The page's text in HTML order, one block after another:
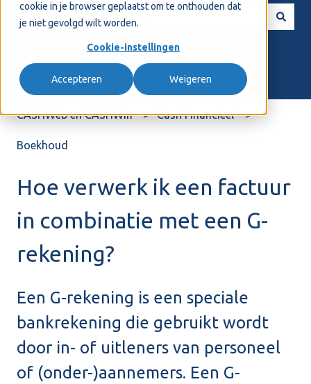
cookie in je browser geplaatst om te onthouden dat
je niet gevolgd wilt worden.
Cookie-instellingen
Accepteren Weigeren
CASHWeb en CASHWin Cash Financieel
Boekhoud
Hoe verwerk ik een factuur
in combinatie met een G-
rekening?
Een G-rekening is een speciale
bankrekening die gebruikt wordt
door in- of uitleners van personeel
of (onder-)aannemers. Een G-